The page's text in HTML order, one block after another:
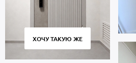
ХОЧУ ТАКУЮ ЖЕ